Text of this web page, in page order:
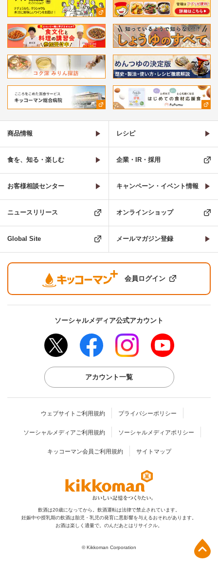
商品情報 レシピ
食を、知る・楽しむ 企業・IR・採用
お客様相談センター キャンペーン・イベント情報
ニュースリリース オンラインショップ
Global Site メールマガジン登録
会員ログイン
ソーシャルメディア公式アカウント
アカウント一覧
ウェブサイトご利用規約 プライバシーポリシー
ソーシャルメディアご利用規約 ソーシャルメディアポリシー
キッコーマン会員ご利用規約 サイトマップ
飲酒は20歳になってから。飲酒運転は法律で禁止されています。
妊娠中や授乳期の飲酒は胎児・乳児の発育に悪影響を与えるおそれがあります。
お酒は楽しく適量で。のんだあとはリサイクル。
© Kikkoman Corporation